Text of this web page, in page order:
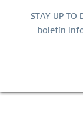
STAY UP
boletín